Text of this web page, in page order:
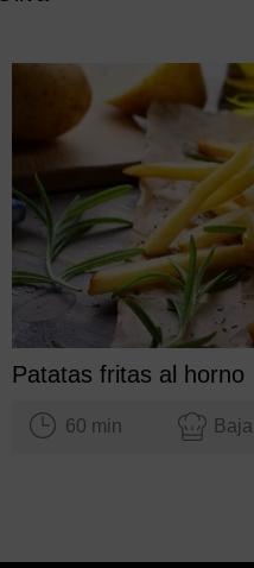
Patatas fritas al horno
60 min Baja